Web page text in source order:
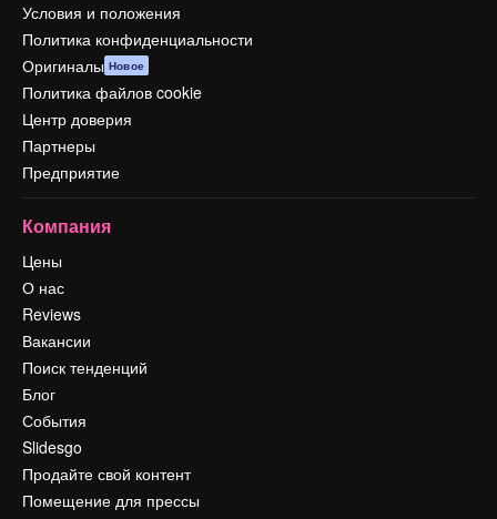
Условия и положения
Политика конфиденциальности
Оригиналы Новое
Политика файлов cookie
Центр доверия
Партнеры
Предприятие
Компания
Цены
О нас
Reviews
Вакансии
Поиск тенденций
Блог
События
Slidesgo
Продайте свой контент
Помещение для прессы